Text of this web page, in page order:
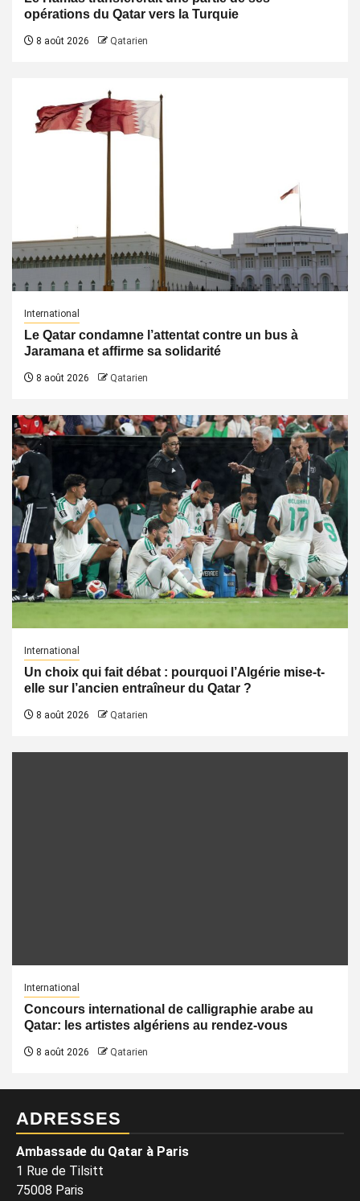
opérations du Qatar vers la Turquie
8 août 2026 Qatarien
International
Le Qatar condamne l’attentat contre un bus à
Jaramana et affirme sa solidarité
8 août 2026 Qatarien
International
Un choix qui fait débat : pourquoi l’Algérie mise-t-
elle sur l’ancien entraîneur du Qatar ?
8 août 2026 Qatarien
International
Concours international de calligraphie arabe au
Qatar: les artistes algériens au rendez-vous
8 août 2026 Qatarien
ADRESSES
Ambassade du Qatar à Paris
1 Rue de Tilsitt
75008 Paris